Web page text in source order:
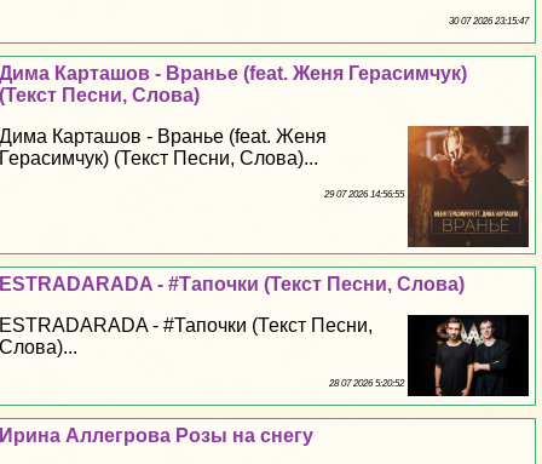
30 07 2026 23:15:47
Дима Карташов - Вранье (feat. Женя Герасимчук)
(Текст Песни, Слова)
Дима Карташов - Вранье (feat. Женя
Герасимчук) (Текст Песни, Слова)...
29 07 2026 14:56:55
ESTRADARADA - #Тапочки (Текст Песни, Слова)
ESTRADARADA - #Тапочки (Текст Песни,
Слова)...
28 07 2026 5:20:52
Ирина Аллегрова Розы на снегу